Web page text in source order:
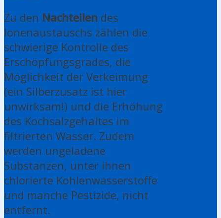
Zu den Nachteilen des
Ionenaustauschs zählen die
schwierige Kontrolle des
Erschöpfungsgrades, die
Möglichkeit der Verkeimung
(ein Silberzusatz ist hier
unwirksam!) und die Erhöhung
des Kochsalzgehaltes im
filtrierten Wasser. Zudem
werden ungeladene
Substanzen, unter ihnen
chlorierte Kohlenwasserstoffe
und manche Pestizide, nicht
entfernt.